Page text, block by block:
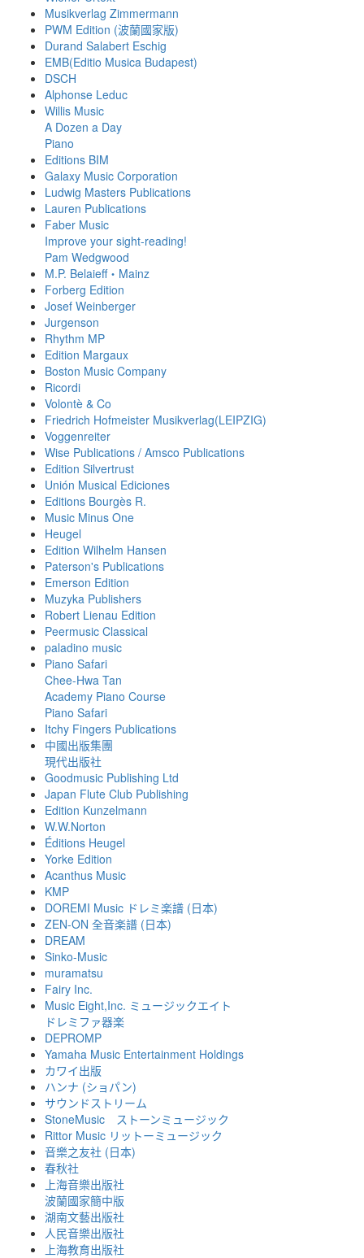
Musikverlag Zimmermann
PWM Edition (波蘭國家版)
Durand Salabert Eschig
EMB(Editio Musica Budapest)
DSCH
Alphonse Leduc
Willis Music
A Dozen a Day
Piano
Editions BIM
Galaxy Music Corporation
Ludwig Masters Publications
Lauren Publications
Faber Music
Improve your sight-reading!
Pam Wedgwood
M.P. Belaieff・Mainz
Forberg Edition
Josef Weinberger
Jurgenson
Rhythm MP
Edition Margaux
Boston Music Company
Ricordi
Volontè & Co
Friedrich Hofmeister Musikverlag(LEIPZIG)
Voggenreiter
Wise Publications / Amsco Publications
Edition Silvertrust
Unión Musical Ediciones
Editions Bourgès R.
Music Minus One
Heugel
Edition Wilhelm Hansen
Paterson's Publications
Emerson Edition
Muzyka Publishers
Robert Lienau Edition
Peermusic Classical
paladino music
Piano Safari
Chee-Hwa Tan
Academy Piano Course
Piano Safari
Itchy Fingers Publications
中國出版集團
現代出版社
Goodmusic Publishing Ltd
Japan Flute Club Publishing
Edition Kunzelmann
W.W.Norton
Éditions Heugel
Yorke Edition
Acanthus Music
KMP
DOREMI Music ドレミ楽譜 (日本)
ZEN-ON 全音楽譜 (日本)
DREAM
Sinko-Music
muramatsu
Fairy Inc.
Music Eight,Inc. ミュージックエイト
ドレミファ器楽
DEPROMP
Yamaha Music Entertainment Holdings
カワイ出版
ハンナ (ショパン)
サウンドストリーム
StoneMusic ストーンミュージック
Rittor Music リットーミュージック
音樂之友社 (日本)
春秋社
上海音樂出版社
波蘭國家簡中版
湖南文藝出版社
人民音樂出版社
上海教育出版社